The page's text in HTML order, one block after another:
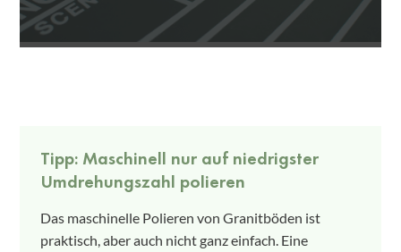
Tipp: Maschinell nur auf niedrigster
Umdrehungszahl polieren
Das maschinelle Polieren von Granitböden ist
praktisch, aber auch nicht ganz einfach. Eine